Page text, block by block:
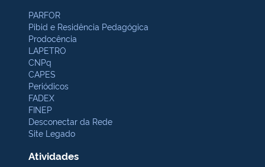
PARFOR
Pibid e Residência Pedagógica
Prodocência
LAPETRO
CNPq
CAPES
Periódicos
FADEX
FINEP
Desconectar da Rede
Site Legado
Atividades